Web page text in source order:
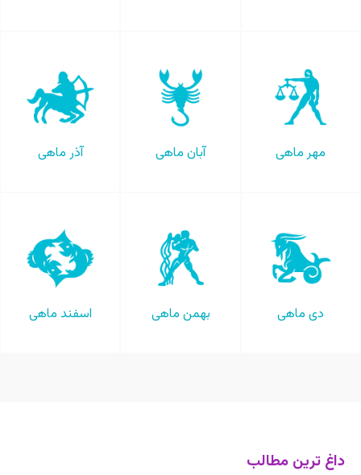
مهر ماهی آبان ماهی آذر ماهی
دی ماهی بهمن ماهی اسفند ماهی
داغ ترین مطالب